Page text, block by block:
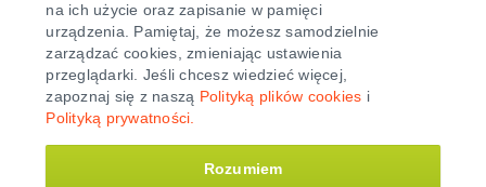
Fundacja Świadoma Edukacja - 2026
Polityka cookies Polityka prywatności
na ich użycie oraz zapisanie w pamięci
urządzenia. Pamiętaj, że możesz samodzielnie
zarządzać cookies, zmieniając ustawienia
przeglądarki. Jeśli chcesz wiedzieć więcej,
zapoznaj się z naszą Polityką plików cookies i
Polityką prywatności.
Rozumiem